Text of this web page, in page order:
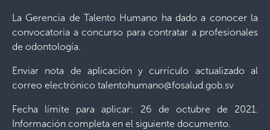
La Gerencia de Talento Humano ha dado a conocer la
convocatoria a concurso para contratar a profesionales
de odontología.
Enviar nota de aplicación y currículo actualizado al
correo electrónico talentohumano@fosalud.gob.sv
Fecha límite para aplicar: 26 de octubre de 2021.
Información completa en el siguiente documento.